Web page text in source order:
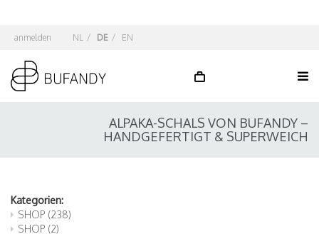
anmelden NL / DE / EN
ALPAKA-SCHALS VON BUFANDY –
HANDGEFERTIGT & SUPERWEICH
Kategorien:
SHOP (238)
SHOP (2)